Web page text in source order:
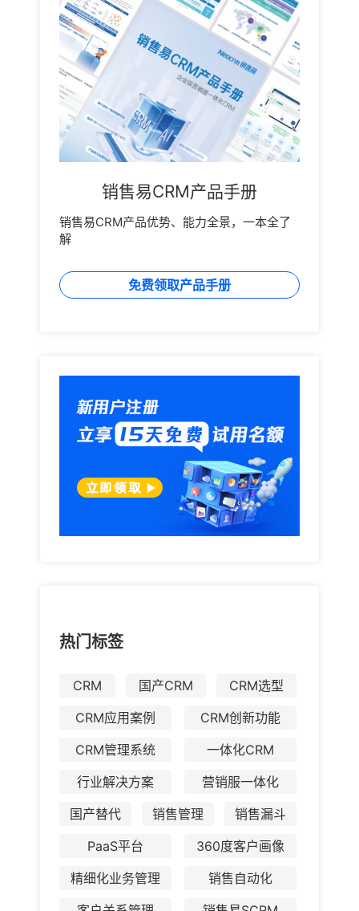
销售易CRM产品手册
销售易CRM产品优势、能力全景，一本全了
解
免费领取产品手册
热门标签
CRM 国产CRM
CRM选型
CRM应用案例
CRM创新功能
CRM管理系统
一体化CRM
行业解决方案
营销服一体化
国产替代
销售管理
销售漏斗
PaaS平台
360度客户画像
精细化业务管理
销售自动化